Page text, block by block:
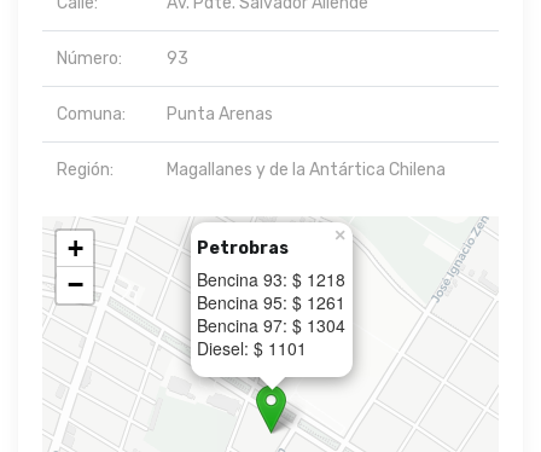
Número: 93
Comuna: Punta Arenas
Región: Magallanes y de la Antártica Chilena
Petrobras
Bencina 93: $ 1218
Bencina 95: $ 1261
Bencina 97: $ 1304
Diesel: $ 1101
×
+
−